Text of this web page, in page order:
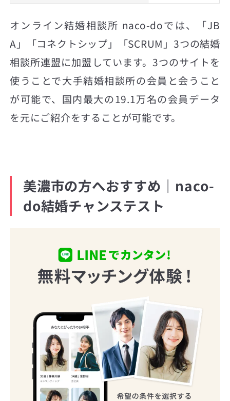
オンライン結婚相談所 naco-doでは、「JB
A」「コネクトシップ」「SCRUM」3つの結婚
相談所連盟に加盟しています。3つのサイトを
使うことで大手結婚相談所の会員と会うこと
が可能で、国内最大の19.1万名の会員データ
を元にご紹介をすることが可能です。
美濃市の方へおすすめ｜naco-
do結婚チャンステスト